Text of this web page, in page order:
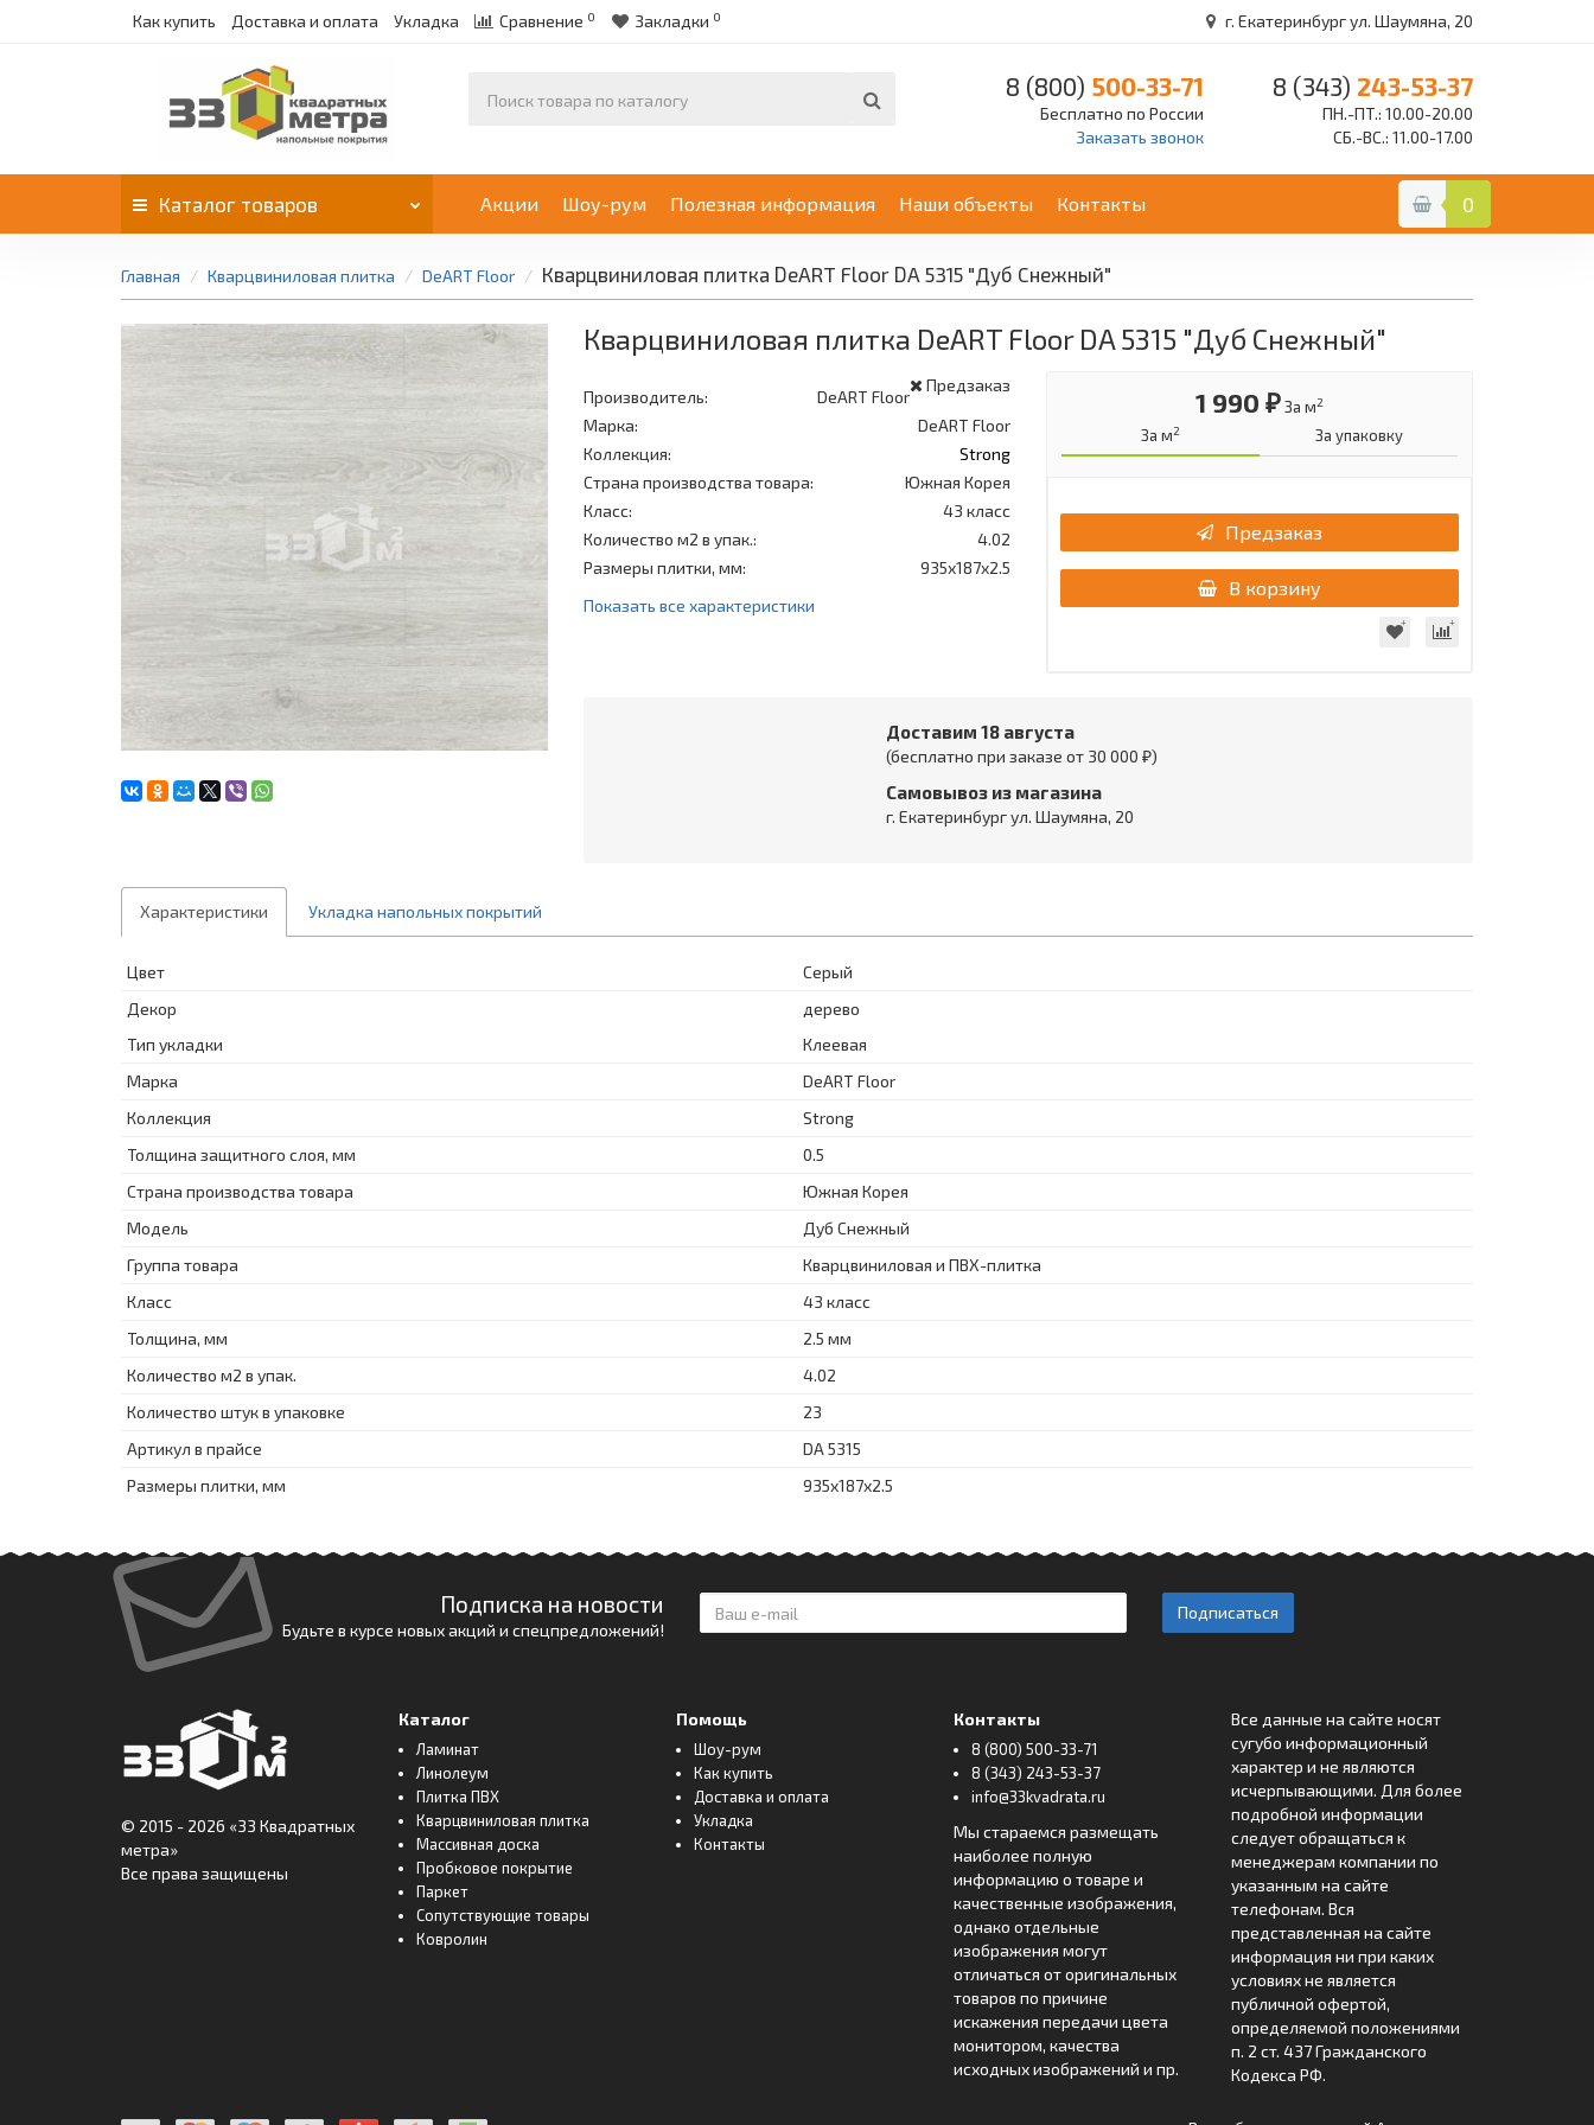
Как купить Доставка и оплата Укладка Сравнение 0 Закладки 0 г. Екатеринбург ул. Шаумяна, 20
8 (800) 500-33-71
Бесплатно по России
Заказать звонок
8 (343) 243-53-37
ПН.-ПТ.: 10.00-20.00
СБ.-ВС.: 11.00-17.00
Каталог товаров Акции Шоу-рум Полезная информация Наши объекты Контакты 0
Главная Кварцвиниловая плитка DeART Floor Кварцвиниловая плитка DeART Floor DA 5315 "Дуб Снежный"
Кварцвиниловая плитка DeART Floor DA 5315 "Дуб Снежный"
Предзаказ
Производитель:
DeART Floor
Марка:
DeART Floor
Коллекция:
Strong
Страна производства товара:
Южная Корея
Класс:
43 класс
Количество м2 в упак.:
4.02
Размеры плитки, мм:
935x187x2.5
Показать все характеристики
1 990 ₽За м2
За м2 За упаковку
Предзаказ
В корзину
Доставим 18 августа
(бесплатно при заказе от 30 000 ₽)
Самовывоз из магазина
г. Екатеринбург ул. Шаумяна, 20
Характеристики Укладка напольных покрытий
Цвет
Серый
Декор
дерево
Тип укладки
Клеевая
Марка
DeART Floor
Коллекция
Strong
Толщина защитного слоя, мм
0.5
Страна производства товара
Южная Корея
Модель
Дуб Снежный
Группа товара
Кварцвиниловая и ПВХ-плитка
Класс
43 класс
Толщина, мм
2.5 мм
Количество м2 в упак.
4.02
Количество штук в упаковке
23
Артикул в прайсе
DA 5315
Размеры плитки, мм
935x187x2.5
Подписка на новости
Будьте в курсе новых акций и спецпредложений!
Подписаться
© 2015 - 2026 «33 Квадратных
метра»
Все права защищены
Каталог
Ламинат
Линолеум
Плитка ПВХ
Кварцвиниловая плитка
Массивная доска
Пробковое покрытие
Паркет
Сопутствующие товары
Ковролин
Помощь
Шоу-рум
Как купить
Доставка и оплата
Укладка
Контакты
Контакты
8 (800) 500-33-71
8 (343) 243-53-37
info@33kvadrata.ru
Мы стараемся размещать
наиболее полную
информацию о товаре и
качественные изображения,
однако отдельные
изображения могут
отличаться от оригинальных
товаров по причине
искажения передачи цвета
монитором, качества
исходных изображений и пр.
Все данные на сайте носят
сугубо информационный
характер и не являются
исчерпывающими. Для более
подробной информации
следует обращаться к
менеджерам компании по
указанным на сайте
телефонам. Вся
представленная на сайте
информация ни при каких
условиях не является
публичной офертой,
определяемой положениями
п. 2 ст. 437 Гражданского
Кодекса РФ.